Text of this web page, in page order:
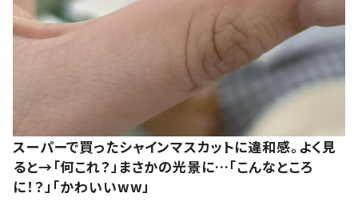
スーパーで買ったシャインマスカットに違和感。よく見
ると→「何これ？」まさかの光景に…「こんなところ
に！？」「かわいいww」